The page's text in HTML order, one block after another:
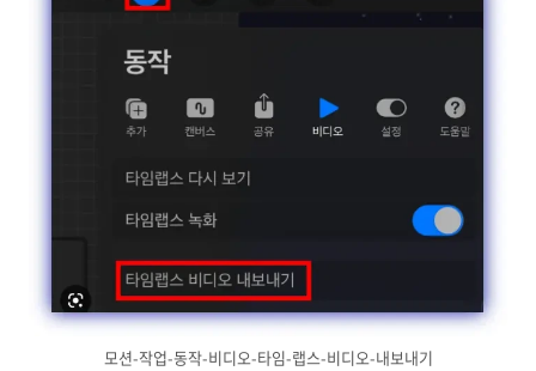
모션-작업-동작-비디오-타임-랩스-비디오-내보내기